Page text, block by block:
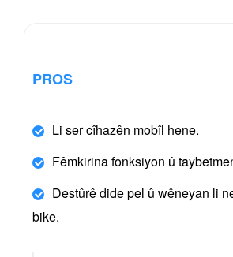
PROS
Li ser cîhazên mobîl hene.
Fêmkirina fonksiyon û
Destûrê dide pel û wêneyan li
bike.